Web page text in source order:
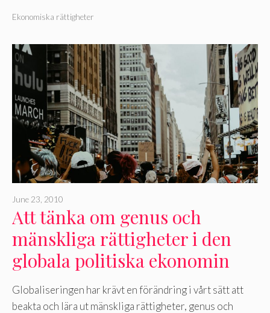
Ekonomiska rättigheter
Att tänka om genus och
mänskliga rättigheter i den
globala politiska ekonomin
June 23, 2010
Globaliseringen har krävt en förändring i vårt sätt att
beakta och lära ut mänskliga rättigheter, genus och